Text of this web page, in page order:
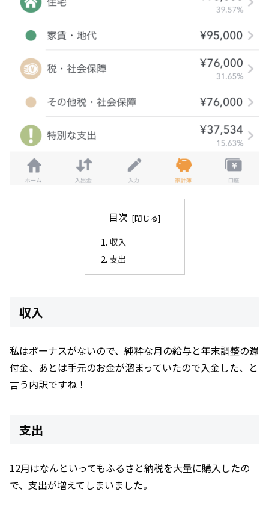
目次
収入
支出
収入
私はボーナスがないので、純粋な月の給与と年末調整の還
付金、あとは手元のお金が溜まっていたので入金した、と
言う内訳ですね！
支出
12月はなんといってもふるさと納税を大量に購入したの
で、支出が増えてしまいました。